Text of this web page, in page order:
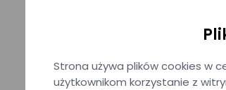
Strona używa plików cookies w
użytkownikom korzystanie z